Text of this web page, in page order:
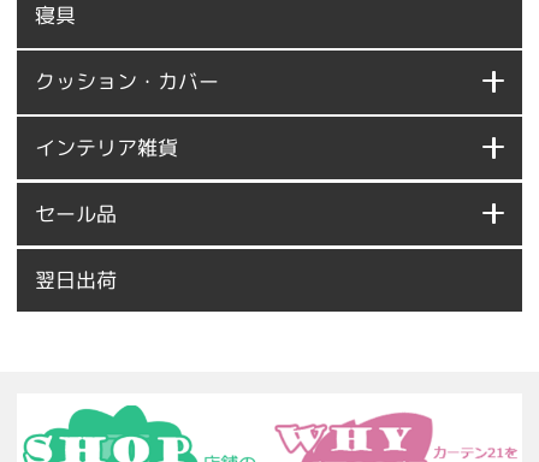
寝具
クッション・カバー
インテリア雑貨
セール品
翌日出荷